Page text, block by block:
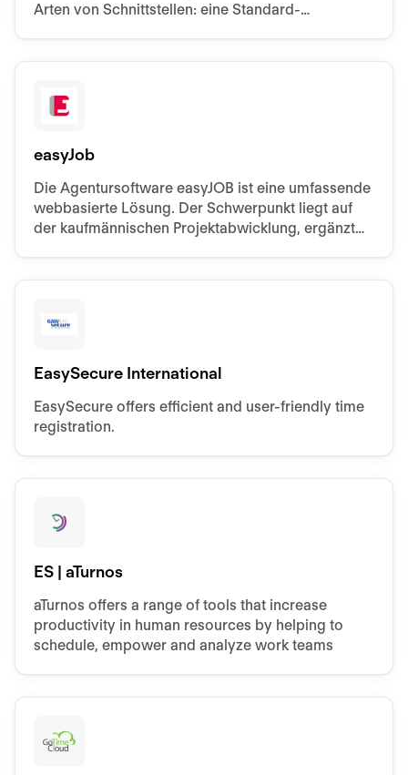
Arten von Schnittstellen: eine Standard-
easyJob
Die Agentursoftware easyJOB ist eine umfassende
webbasierte Lösung. Der Schwerpunkt liegt auf
der kaufmännischen Projektabwicklung, ergänzt
EasySecure International
EasySecure offers efficient and user-friendly time
registration.
ES | aTurnos
aTurnos offers a range of tools that increase
productivity in human resources by helping to
schedule, empower and analyze work teams